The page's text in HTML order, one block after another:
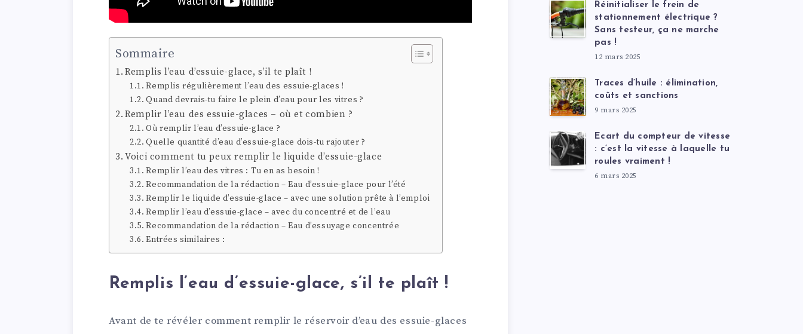
Sommaire
Remplis l’eau d’essuie-glace, s’il te plaît !
Remplis régulièrement l’eau des essuie-glaces !
Quand devrais-tu faire le plein d’eau pour les vitres ?
Remplir l’eau des essuie-glaces – où et combien ?
Où remplir l’eau d’essuie-glace ?
Quelle quantité d’eau d’essuie-glace dois-tu rajouter ?
Voici comment tu peux remplir le liquide d’essuie-glace
Remplir l’eau des vitres : Tu en as besoin !
Recommandation de la rédaction – Eau d’essuie-glace pour l’été
Remplir le liquide d’essuie-glace – avec une solution prête à l’emploi
Remplir l’eau d’essuie-glace – avec du concentré et de l’eau
Recommandation de la rédaction – Eau d’essuyage concentrée
Entrées similaires :
Remplis l’eau d’essuie-glace, s’il te plaît !
Avant de te révéler comment remplir le réservoir d’eau des essuie-glaces
Réinitialiser le frein de
stationnement électrique ?
Sans testeur, ça ne marche
pas !
12 mars 2025
Traces d’huile : élimination,
coûts et sanctions
9 mars 2025
Ecart du compteur de vitesse
: c’est la vitesse à laquelle tu
roules vraiment !
6 mars 2025